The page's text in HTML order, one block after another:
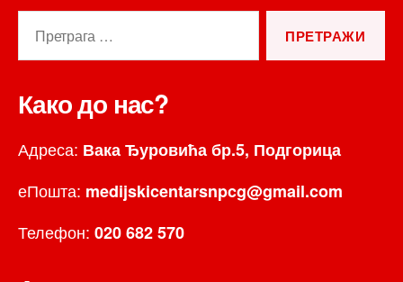
Како до нас?
Адреса: Вака Ђуровића бр.5, Подгорица
еПошта: medijskicentarsnpcg@gmail.com
Телефон: 020 682 570